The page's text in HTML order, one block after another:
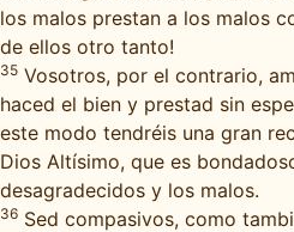
los malos prestan a los malos
de ellos otro tanto!
35 Vosotros, por el contrario,
haced el bien y prestad sin
este modo tendréis una gran
Dios Altísimo, que es
desagradecidos y los malos.
36 Sed compasivos, como